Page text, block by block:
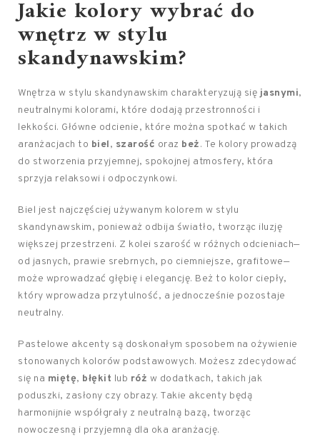
Jakie kolory wybrać do
wnętrz w stylu
skandynawskim?
Wnętrza w stylu skandynawskim charakteryzują sięjasnymi,
neutralnymi kolorami, które dodają przestronności i
lekkości. Główne odcienie, które można spotkać w takich
aranżacjach to biel, szarość oraz beż. Te kolory prowadzą
do stworzenia przyjemnej, spokojnej atmosfery, która
sprzyja relaksowi i odpoczynkowi.
Biel jest najczęściej używanym kolorem w stylu
skandynawskim, ponieważ odbija światło, tworząc iluzję
większej przestrzeni. Z kolei szarość w różnych odcieniach—
od jasnych, prawie srebrnych, po ciemniejsze, grafitowe—
może wprowadzać głębię i elegancję. Beż to kolor ciepły,
który wprowadza przytulność, a jednocześnie pozostaje
neutralny.
Pastelowe akcenty są doskonałym sposobem na ożywienie
stonowanych kolorów podstawowych. Możesz zdecydować
się na miętę, błękit lub róż w dodatkach, takich jak
poduszki, zasłony czy obrazy. Takie akcenty będą
harmonijnie współgrały z neutralną bazą, tworząc
nowoczesną i przyjemną dla oka aranżację.